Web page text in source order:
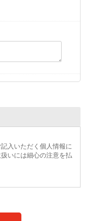
入いただく個人情報に
いには細心の注意を払